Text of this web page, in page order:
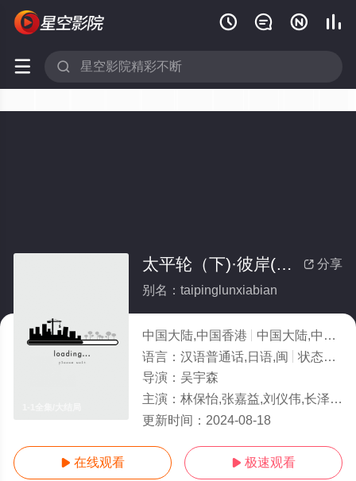
   
 
 分享
太平轮（下)·彼岸(全集)
别名：taipinglunxiabian
中国大陆,中国香港
中国大陆,中国香港,爱情
语言： 汉语普通话,日语,闽 状态：
导演： 吴宇森
主演： 林保怡,张嘉益,刘仪伟,长泽雅美,高捷,李威,秦海璐,章子怡,杨祐宁,王千源,李光复,方青卓,舒耀瑄,佟大为,
更新时间： 2024-08-18
 在线观看  极速观看